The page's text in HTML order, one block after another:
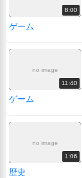
8:00
ゲーム
no image
11:40
ゲーム
no image
1:06
歴史